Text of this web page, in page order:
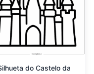
do Castelo da